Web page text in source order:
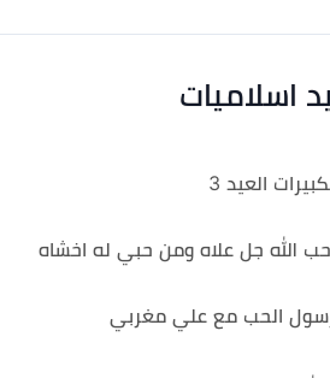
اسلاميات
العيد 3
الله جل علاه ومن حبي له اخشاه
الحب مع علي مغربي